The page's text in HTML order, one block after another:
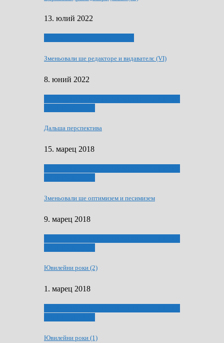
13. юлий 2022
Зменьовали ше редакторе и видавателє (VI)
8. юний 2022
Дальша перспектива
15. марец 2018
Зменьовали ше оптимизем и песимизем
9. марец 2018
Ювилейни роки (2)
1. марец 2018
Ювилейни роки (1)